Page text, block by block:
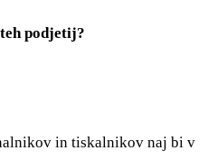
podjetij?
in tiskalnikov naj bi v